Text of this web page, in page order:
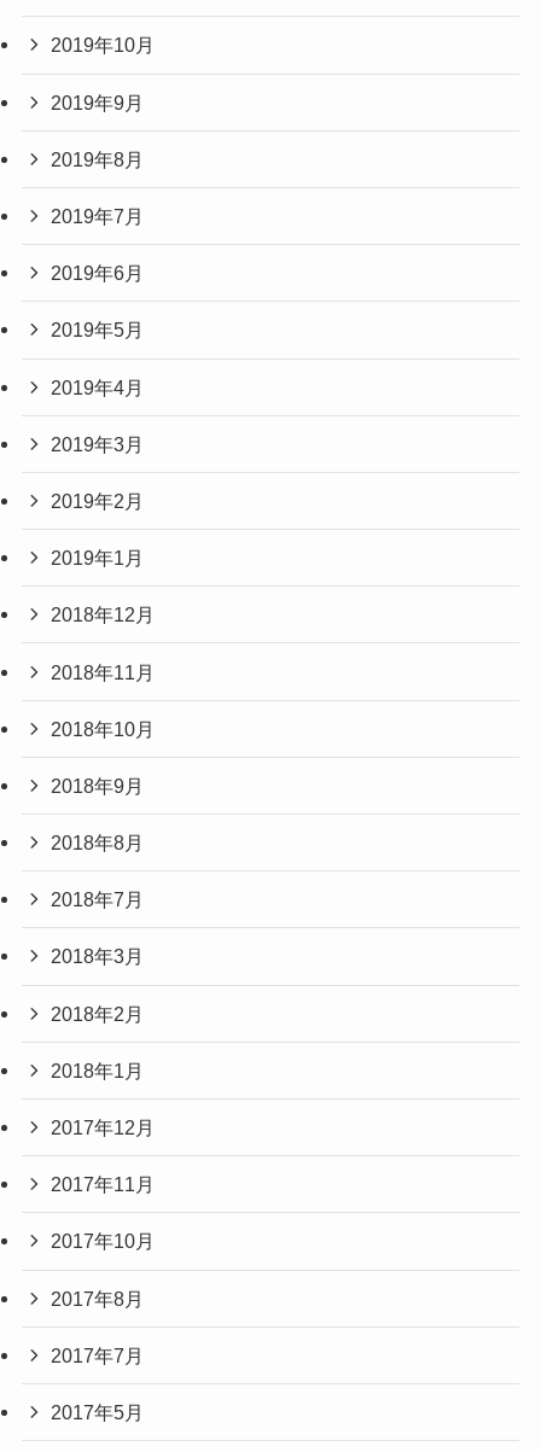
2019年10月
2019年9月
2019年8月
2019年7月
2019年6月
2019年5月
2019年4月
2019年3月
2019年2月
2019年1月
2018年12月
2018年11月
2018年10月
2018年9月
2018年8月
2018年7月
2018年3月
2018年2月
2018年1月
2017年12月
2017年11月
2017年10月
2017年8月
2017年7月
2017年5月